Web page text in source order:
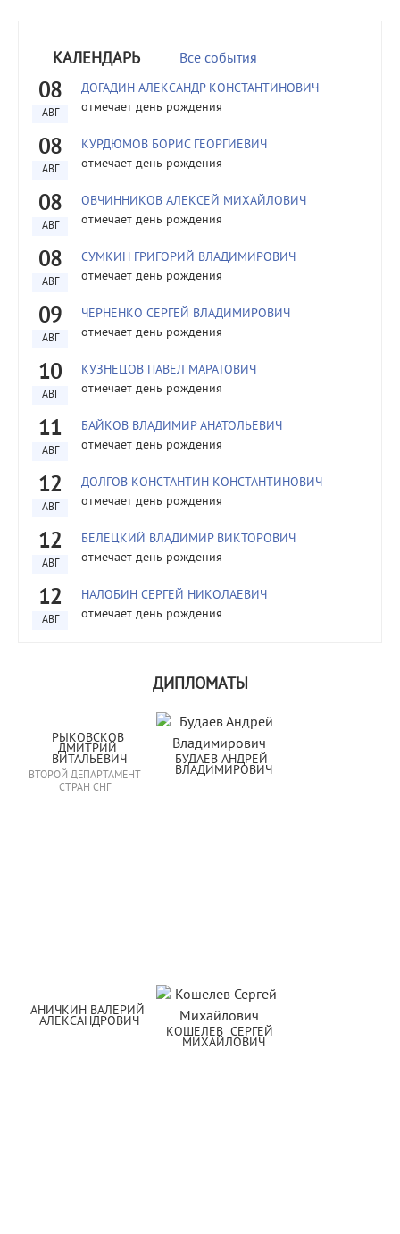
КАЛЕНДАРЬ Все события
08
АВГ
ДОГАДИН АЛЕКСАНДР КОНСТАНТИНОВИЧ
отмечает день рождения
08
АВГ
КУРДЮМОВ БОРИС ГЕОРГИЕВИЧ
отмечает день рождения
08
АВГ
ОВЧИННИКОВ АЛЕКСЕЙ МИХАЙЛОВИЧ
отмечает день рождения
08
АВГ
СУМКИН ГРИГОРИЙ ВЛАДИМИРОВИЧ
отмечает день рождения
09
АВГ
ЧЕРНЕНКО СЕРГЕЙ ВЛАДИМИРОВИЧ
отмечает день рождения
10
АВГ
КУЗНЕЦОВ ПАВЕЛ МАРАТОВИЧ
отмечает день рождения
11
АВГ
БАЙКОВ ВЛАДИМИР АНАТОЛЬЕВИЧ
отмечает день рождения
12
АВГ
ДОЛГОВ КОНСТАНТИН КОНСТАНТИНОВИЧ
отмечает день рождения
12
АВГ
БЕЛЕЦКИЙ ВЛАДИМИР ВИКТОРОВИЧ
отмечает день рождения
12
АВГ
НАЛОБИН СЕРГЕЙ НИКОЛАЕВИЧ
отмечает день рождения
ДИПЛОМАТЫ
РЫКОВСКОВ
ДМИТРИЙ
ВИТАЛЬЕВИЧ
ВТОРОЙ ДЕПАРТАМЕНТ
СТРАН СНГ
БУДАЕВ АНДРЕЙ
ВЛАДИМИРОВИЧ
АНИЧКИН ВАЛЕРИЙ
АЛЕКСАНДРОВИЧ
КОШЕЛЕВ  СЕРГЕЙ
МИХАЙЛОВИЧ